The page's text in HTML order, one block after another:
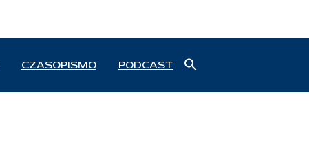
CZASOPISMO PODCAST